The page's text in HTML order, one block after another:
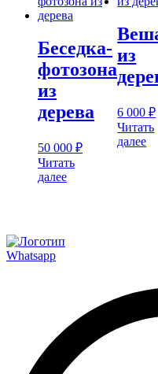
Беседка-
фотозона
из
дерева
50 000 ₽
Читать
далее
из
6 000₽
Читать
далее
Whatsapp